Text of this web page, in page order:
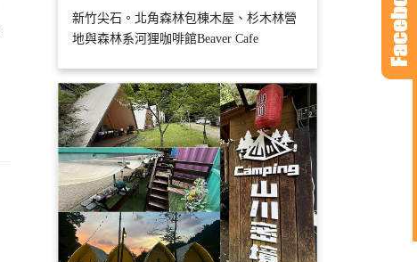
新竹尖石。北角森林包棟木屋、杉木林營
地與森林系河狸咖啡館Beaver Cafe